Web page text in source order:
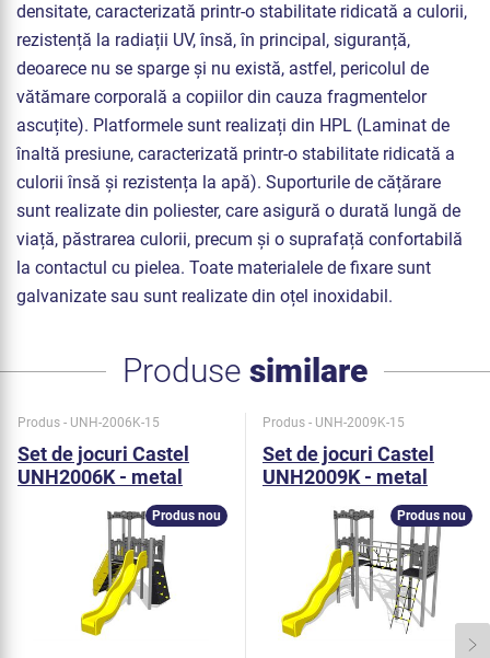
densitate, caracterizată printr-o stabilitate ridicată a culorii,
rezistență la radiații UV, însă, în principal, siguranță,
deoarece nu se sparge și nu există, astfel, pericolul de
vătămare corporală a copiilor din cauza fragmentelor
ascuțite). Platformele sunt realizați din HPL (Laminat de
înaltă presiune, caracterizată printr-o stabilitate ridicată a
culorii însă și rezistența la apă). Suporturile de cățărare
sunt realizate din poliester, care asigură o durată lungă de
viață, păstrarea culorii, precum și o suprafață confortabilă
la contactul cu pielea. Toate materialele de fixare sunt
galvanizate sau sunt realizate din oțel inoxidabil.
Produse similare
Produs - UNH-2006K-15
Set de jocuri Castel
UNH2006K - metal
Produs nou
Produs - UNH-2009K-15
Set de jocuri Castel
UNH2009K - metal
Produs nou